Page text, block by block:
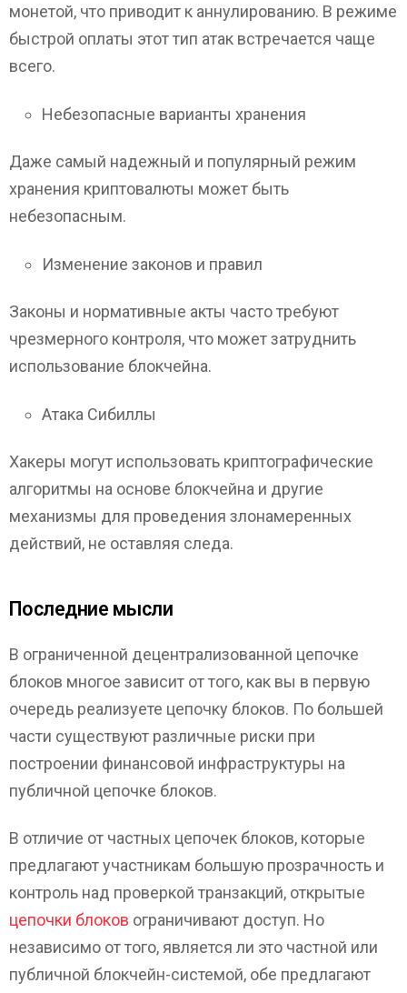
монетой, что приводит к аннулированию. В режиме
быстрой оплаты этот тип атак встречается чаще
всего.
Небезопасные варианты хранения
Даже самый надежный и популярный режим
хранения криптовалюты может быть
небезопасным.
Изменение законов и правил
Законы и нормативные акты часто требуют
чрезмерного контроля, что может затруднить
использование блокчейна.
Атака Сибиллы
Хакеры могут использовать криптографические
алгоритмы на основе блокчейна и другие
механизмы для проведения злонамеренных
действий, не оставляя следа.
Последние мысли
В ограниченной децентрализованной цепочке
блоков многое зависит от того, как вы в первую
очередь реализуете цепочку блоков. По большей
части существуют различные риски при
построении финансовой инфраструктуры на
публичной цепочке блоков.
В отличие от частных цепочек блоков, которые
предлагают участникам большую прозрачность и
контроль над проверкой транзакций, открытые
цепочки блоков ограничивают доступ. Но
независимо от того, является ли это частной или
публичной блокчейн-системой, обе предлагают